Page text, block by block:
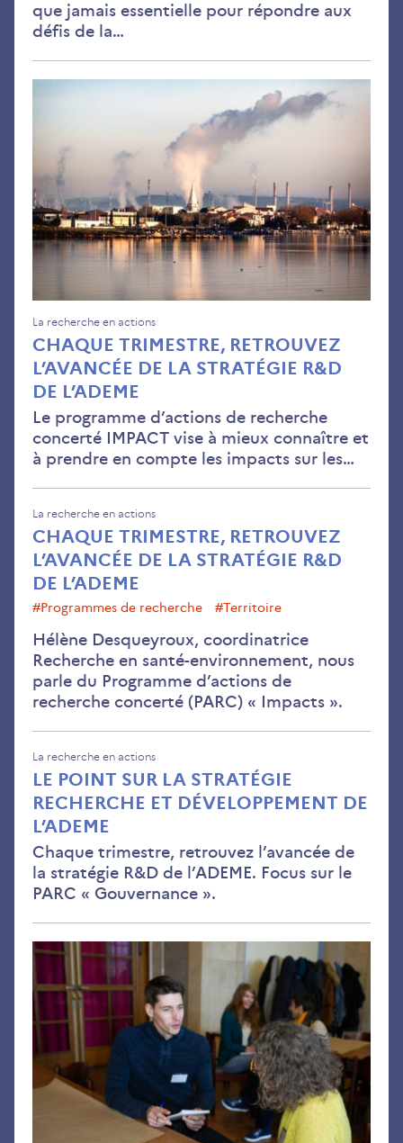
que jamais essentielle pour répondre aux
défis de la…
CHAQUE TRIMESTRE, RETROUVEZ
L’AVANCÉE DE LA STRATÉGIE R&D
DE L’ADEME
La recherche en actions
Le programme d’actions de recherche
concerté IMPACT vise à mieux connaître et
à prendre en compte les impacts sur les…
la
CHAQUE TRIMESTRE, RETROUVEZ
L’AVANCÉE DE LA STRATÉGIE R&D
DE L’ADEME
La recherche en actions
#Programmes de recherche #Territoire
Hélène Desqueyroux, coordinatrice
Recherche en santé-environnement, nous
parle du Programme d’actions de
recherche concerté (PARC) « Impacts ».
LE POINT SUR LA STRATÉGIE
RECHERCHE ET DÉVELOPPEMENT DE
L’ADEME
La recherche en actions
Chaque trimestre, retrouvez l’avancée de
la stratégie R&D de l’ADEME. Focus sur le
PARC « Gouvernance ».